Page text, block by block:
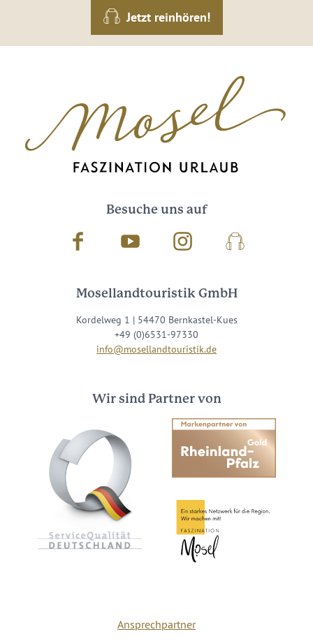
Jetzt reinhören!
Besuche uns auf
Facebook Youtube InstagramPodcast
Mosellandtouristik GmbH
Kordelweg 1 | 54470 Bernkastel-Kues
+49 (0)6531-97330
info@mosellandtouristik.de
Wir sind Partner von
Ansprechpartner